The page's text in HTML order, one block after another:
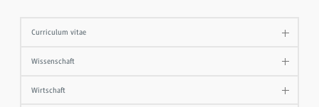
Curriculum vitae
Wissenschaft
Wirtschaft